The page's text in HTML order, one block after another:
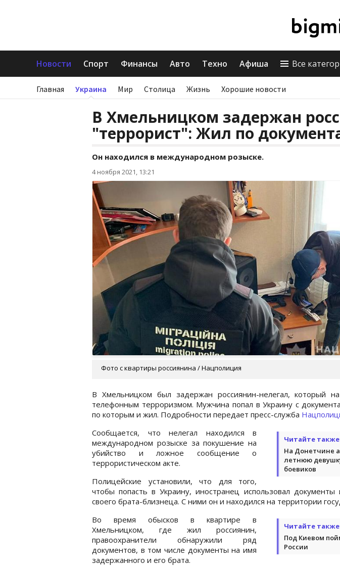
Новости Спорт Финансы Авто Техно Афиша Все
Главная Украина Мир Столица Жизнь Хорошие новости
В Хмельницком задержан
"террорист": Жил по
Он находился в международном розыске.
4 ноября 2021, 13:21
Фото с квартиры россиянина / Нацполиция
В Хмельницком был задержан россиянин-нелегал, который
телефонным терроризмом. Мужчина попал в Украину с
по которым и жил. Подробности передает пресс-служба
Читайте
На Донетчине
летнюю
боевиков
Сообщается, что нелегал находился в
международном розыске за покушение на
убийство и ложное сообщение о
террористическом акте.
Полицейские установили, что для того,
чтобы попасть в Украину, иностранец использовал
своего брата-близнеца. С ними он и находился на территории
Читайте
Под Киевом
России
Во время обысков в квартире в
Хмельницком, где жил россиянин,
правоохранители обнаружили ряд
документов, в том числе документы на имя
задержанного и его брата.